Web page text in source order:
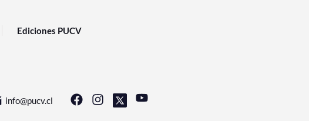
Ediciones PUCV
info@pucv.cl